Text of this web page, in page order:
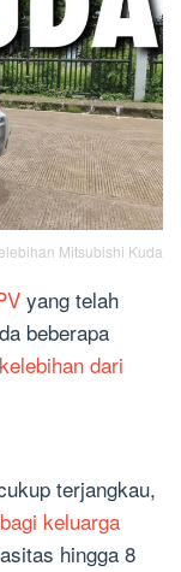
Mitsubishi Kuda
yang telah
beberapa
kelebihan dari
terjangkau,
keluarga
hingga 8